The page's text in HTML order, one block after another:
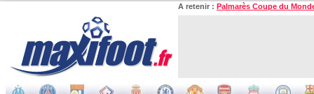
A retenir : Palmarès Coupe du